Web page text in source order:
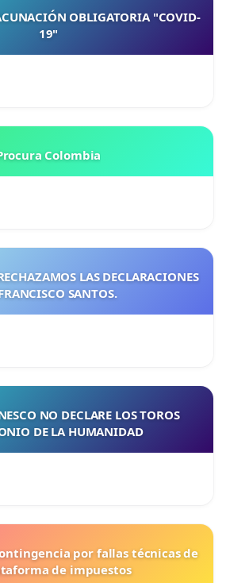
Següesal y de acciones que
asambleas participativas,
OBLIGATORIA "COVID-
19"
Colombia
LAS DECLARACIONES
SANTOS.
NO DECLARE LOS TOROS
DE LA HUMANIDAD
por fallas técnicas de
de impuestos